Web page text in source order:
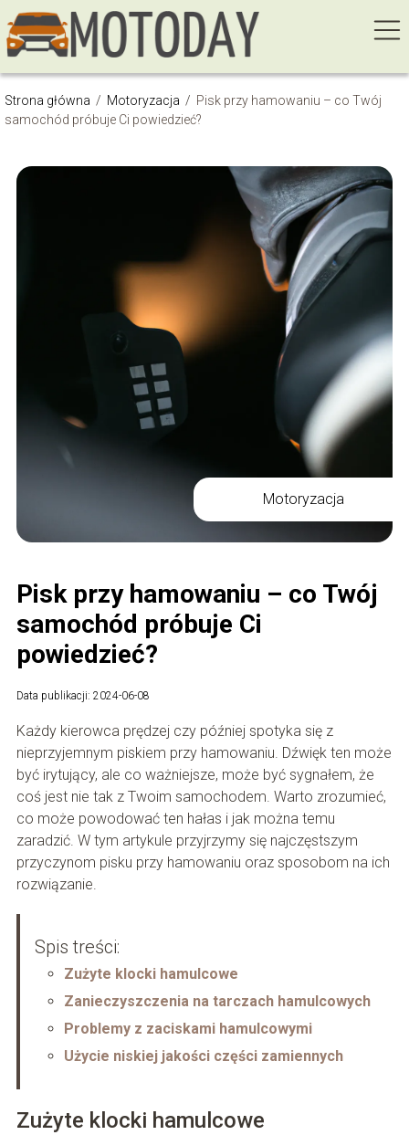
Strona główna / Motoryzacja / Pisk przy hamowaniu – co Twój
samochód próbuje Ci powiedzieć?
Motoryzacja
Pisk przy hamowaniu – co Twój
samochód próbuje Ci
powiedzieć?
Data publikacji: 2024-06-08
Każdy kierowca prędzej czy później spotyka się z
nieprzyjemnym piskiem przy hamowaniu. Dźwięk ten może
być irytujący, ale co ważniejsze, może być sygnałem, że
coś jest nie tak z Twoim samochodem. Warto zrozumieć,
co może powodować ten hałas i jak można temu
zaradzić. W tym artykule przyjrzymy się najczęstszym
przyczynom pisku przy hamowaniu oraz sposobom na ich
rozwiązanie.
Spis treści:
Zużyte klocki hamulcowe
Zanieczyszczenia na tarczach hamulcowych
Problemy z zaciskami hamulcowymi
Użycie niskiej jakości części zamiennych
Zużyte klocki hamulcowe